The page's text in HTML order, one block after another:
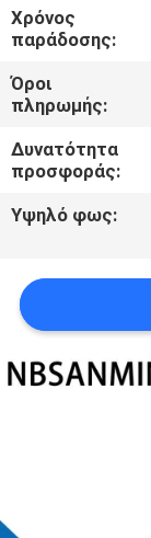
ΕΙΔΉΣΕΙΣ
ΖΗΤΉΣΤΕ
ΈΝΑ
ΠΟΛΙΤΙΚΉ
Χρόνος
παράδοσης:
Όροι
πληρωμής:
Δυνατότητα
προσφοράς:
Υψηλό φως: